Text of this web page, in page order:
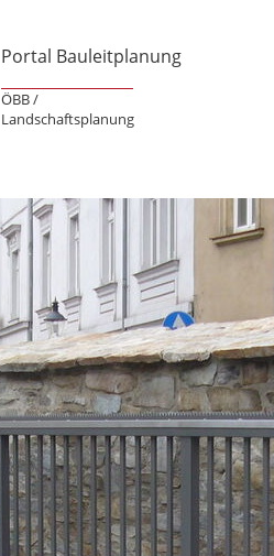
ÖBB /
Landschaftsplanung
Portal Bauleitplanung